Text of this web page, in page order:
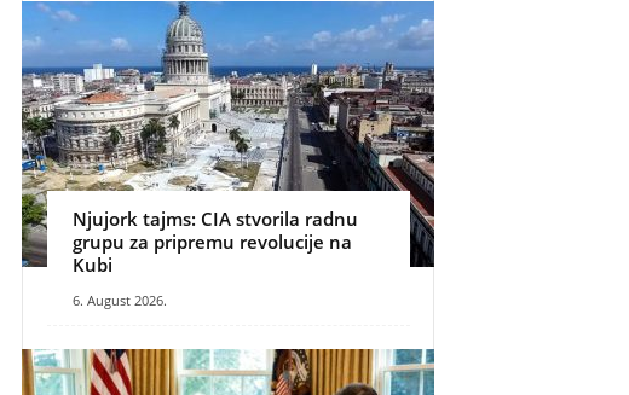
Njujork tajms: CIA stvorila radnu
grupu za pripremu revolucije na
Kubi
6. August 2026.